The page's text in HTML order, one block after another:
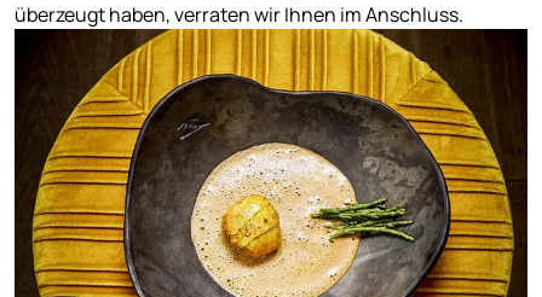
überzeugt haben, verraten wir Ihnen im Anschluss.